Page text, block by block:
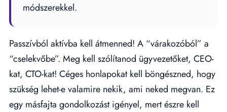
módszerekkel.
Passzívból aktívba kell átmenned! A “várakozóból” a
“cselekvőbe”. Meg kell szólítanod ügyvezetőket, CEO-
kat, CTO-kat! Céges honlapokat kell böngészned, hogy
szükség lehet-e valamire nekik, ami neked megvan. Ez
egy másfajta gondolkozást igényel, mert észre kell